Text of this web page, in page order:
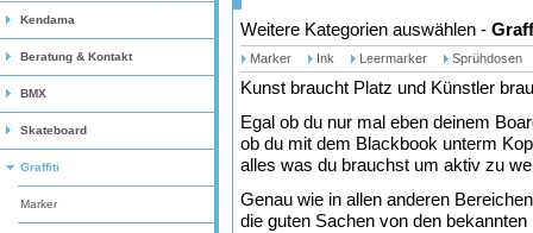
Kendama
Beratung & Kontakt
BMX
Skateboard
Graffiti
Marker
Weitere Kategorien auswählen -
Marker Ink Leermarker Sprühdosen
Kunst braucht Platz und Künstler
Egal ob du nur mal eben deinem
ob du mit dem Blackbook unterm
alles was du brauchst um aktiv zu
Genau wie in allen anderen
die guten Sachen von den bekannten